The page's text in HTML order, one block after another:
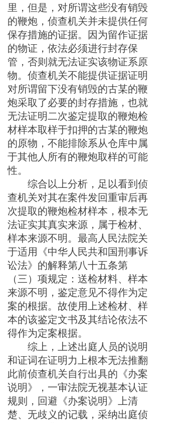
里 ，但是，对所谓这些没有销毁
的鞭炮， 侦查机关并未提供任何
保存措施的证据。因为留作证据
的物证，依法必须进行封存保
管，否则就无法证实该物证系原
物。 侦查机关不能提供证据证明
对所谓留下没有销毁的古某的鞭
炮采取了必要的封存措施，也就
无法证明二次鉴定提取的鞭炮检
材样本取样于扣押的古某的鞭炮
的原物，不能排除系从仓库中属
于其他人所有的鞭炮取样的可能
性。
综合以上分析，足以看到 侦
查机关对其在案件发回重审后再
次提取的鞭炮检材样本，根本无
法证实其真实来源，属于检材、
样本来源不明 。 最高人民法院关
于适用《中华人民共和国刑事诉
讼法》的解释第八十五条第
（三）项规定：送检材料、样本
来源不明，鉴定意见不得作为定
案的根据。故使用上述检材、样
本的该鉴定文书及其结论依法不
得作为定案根据。
综上 ，上述出庭 人员的说明
和证词在证明力上根本无法推翻
此前侦查机关自行出具的《办案
说明》，一审法院无视基本认证
规则，回避《办案说明》上清
楚、无歧义的记载，采纳出庭侦